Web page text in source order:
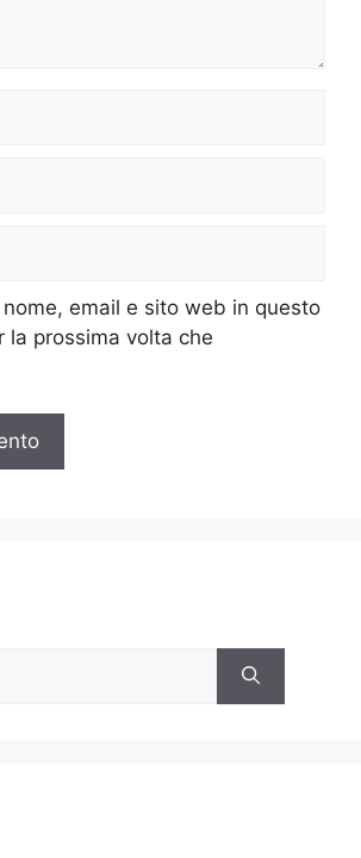
email e sito web in questo
la prossima volta che